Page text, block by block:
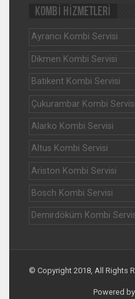
KOMBİ HİZMETLERİ
Ayrancı Kombi Servisi
Dikmen Kombi Servisi
Batıkent Kombi Servisi
Çukurambar Kombi Servisi
Alarko Kombi Servisi
Altus Kombi Servisi
Ariston Kombi Servisi
Bosch Kombi Servisi
Demirdöküm Kombi
© Copyright 2018, All Rights
Powered